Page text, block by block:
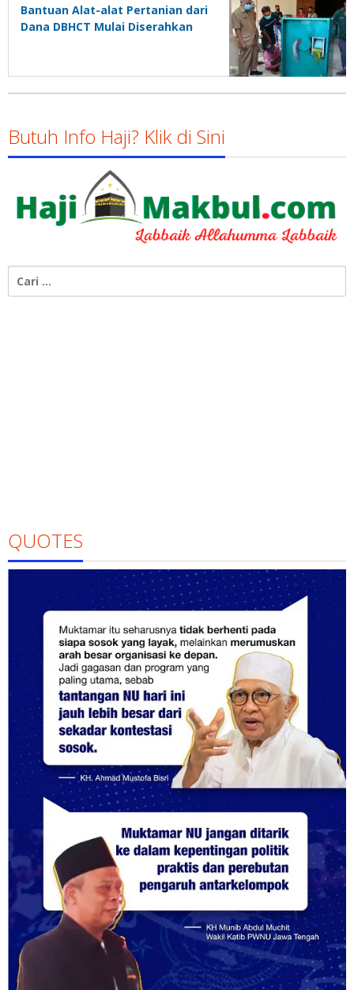
Bantuan Alat-alat Pertanian dari
Dana DBHCT Mulai Diserahkan
Butuh Info Haji? Klik di Sini
untuk:
QUOTES